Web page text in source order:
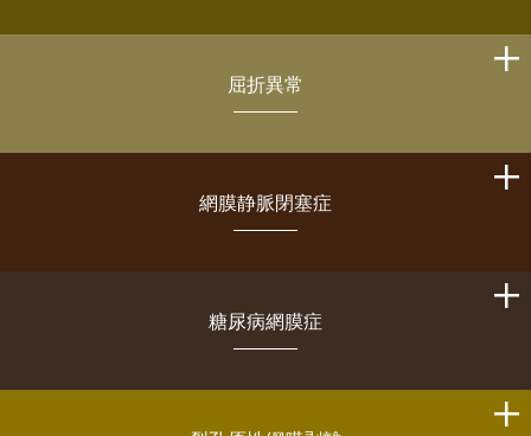
屈折異常
網膜静脈閉塞症
糖尿病網膜症